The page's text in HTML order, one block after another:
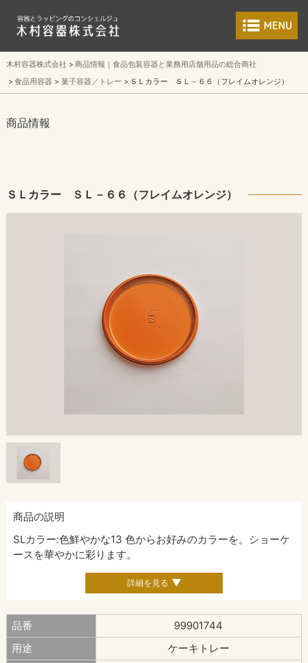
食品包装容器と
木村容器株式会社
商品情報｜食品包装容器と業務用店舗用品の総合商社
食品用容器
菓子容器／トレー ＳＬカラー ＳＬ－６６（フレイムオレンジ）
商品情報
ＳＬカラー ＳＬ－６６（フレイムオレンジ）
商品の説明
SLカラー:色鮮やかな13 色からお好みのカラーを。ショーケ
ースを華やかに彩ります。
詳細を見る
品番
99901744
用途
ケーキトレー